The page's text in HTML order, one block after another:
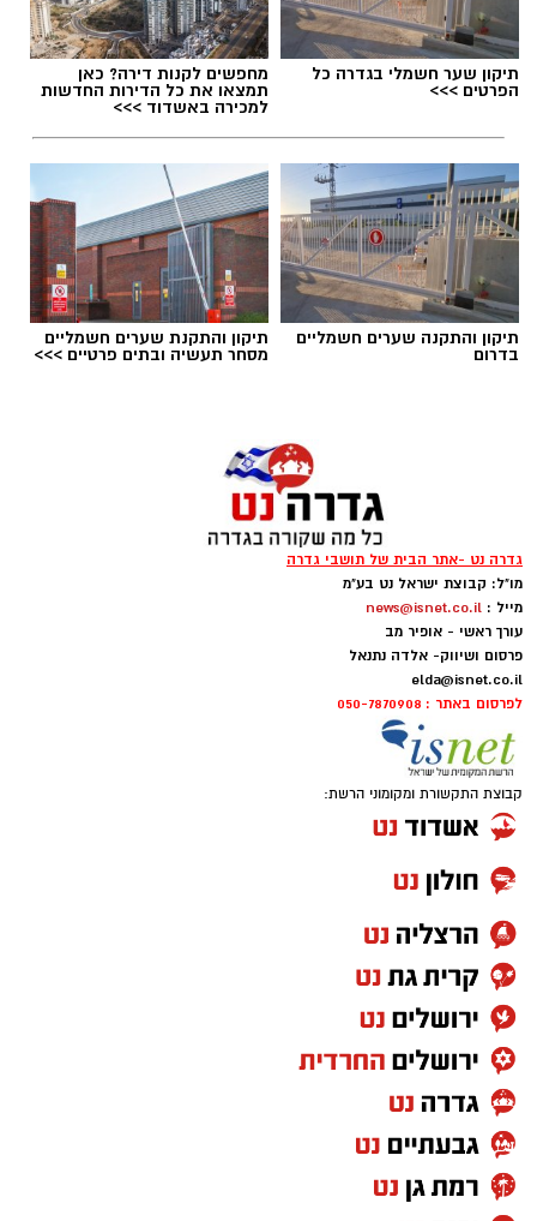
מערכת האתר / 09:04 23.07.26
תגים:טד
יש לכם מידע חשוב שטרם נחשף? צילומים מאירוע
חדשותי? מצאתם טעות בכתבה? נשמח שתשתפו
אותנו
תיקון שער חשמלי בגדרה כל
הפרטים >>>
מחפשים לקנות דירה? כאן
תמצאו את כל הדירות החדשות
למכירה באשדוד >>>
תיקון והתקנה שערים חשמליים
בדרום
תיקון והתקנת שערים חשמליים
מסחר תעשיה ובתים פרטיים >>>
גדרה נט -אתר הבית של תושבי גדרה
מו"ל: קבוצת ישראל נט בע"מ
מייל : news@isnet.co.il
עורך ראשי - אופיר מב
פרסום ושיווק- אלדה נתנאל
elda@isnet.co.il
לפרסום באתר : 050-7870908
קבוצת התקשורת ומקומוני הרשת: